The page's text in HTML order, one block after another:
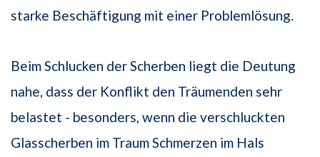
starke Beschäftigung mit einer Problemlösung.
Beim Schlucken der Scherben liegt die Deutung
nahe, dass der Konflikt den Träumenden sehr
belastet - besonders, wenn die verschluckten
Glasscherben im Traum Schmerzen im Hals